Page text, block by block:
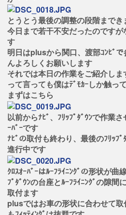
とうとう最後の調整の段階までき
今日まで若干不安だったのです
す
明日はplusから関口、渡部ｺﾝﾋﾞ
んよろしくお願いします
それでは本日の作業をご紹介しま
って言っても僕はﾃﾞﾓｶｰしか触っ
まずはこちら
以前からﾅﾋﾞ、ﾌﾘｯﾌﾟﾀﾞｳﾝで作業
ｰﾊﾞｰです
ﾅﾋﾞの取付も終わり、最後のﾌﾘｯﾌ
進行中です
ｸﾛｽｵｰﾊﾞｰはﾙｰﾌﾗｲﾆﾝｸﾞの形状が曲
ﾌﾟﾀﾞｳﾝの台座とﾙｰﾌﾗｲﾆﾝｸﾞの隙間
取付ます
plusではお車の形状に合わせて